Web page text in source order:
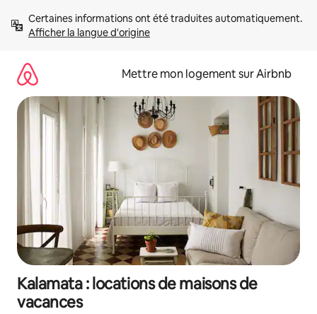
directement
Afficher la langue d'origine
Mettre mon logement sur Airbnb
Kalamata : locations de maisons de
vacances